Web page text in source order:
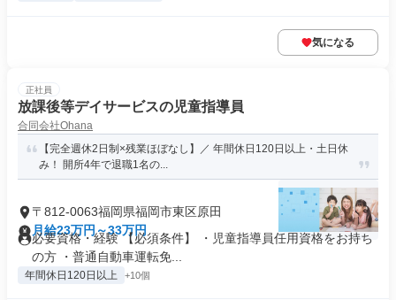
気になる
正社員
放課後等デイサービスの児童指導員
合同会社Ohana
【完全週休2日制×残業ほぼなし】／ 年間休日120日以上・土日休
み！ 開所4年で退職1名の...
〒812-0063福岡県福岡市東区原田
月給23万円～33万円
必要資格・経験 【必須条件】 ・児童指導員任用資格をお持ち
の方 ・普通自動車運転免...
年間休日120日以上 +10個